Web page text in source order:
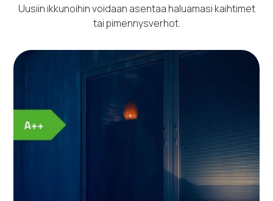
Uusiin ikkunoihin voidaan asentaa haluamasi kaihtimet
tai pimennysverhot.